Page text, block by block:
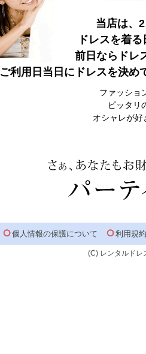
当店は、
ドレスを着
前日ならドレ
ご利用日当日にドレスを決め
ファッショ
ピッタリ
オシャレが好
個人情報の保護について 利用規約
(C) レンタルドレ